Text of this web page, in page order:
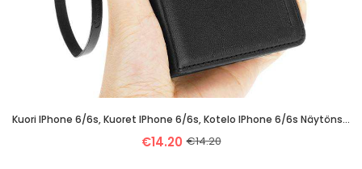
Kuori IPhone 6/6s, Kuoret IPhone 6/6s, Kotelo IPhone 6/6s Näytönsuojus Pehmeä Neste Nahkakuori Musta
€14.20 €14.20